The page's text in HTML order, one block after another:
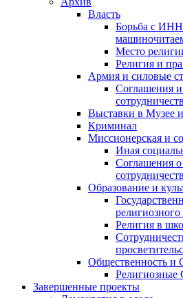
Власть
Борьба с
Место
Религия и
Армия и силовые
Соглашения и
Выставки в Музее
Криминал
Миссионерская и
Иная
Соглашения
Образование и
Религия в
Общественность
Завершенные проекты